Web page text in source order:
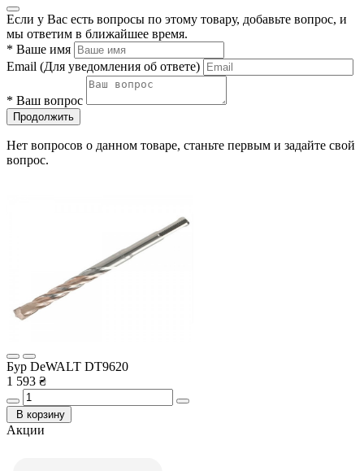
Если у Вас есть вопросы по этому товару, добавьте вопрос, и
мы ответим в ближайшее время.
* Ваше имя
Email (Для уведомления об ответе)
* Ваш вопрос
Продолжить
Нет вопросов о данном товаре, станьте первым и задайте свой
вопрос.
Бур DeWALT DT9620
1 593 ₴
В корзину
Акции